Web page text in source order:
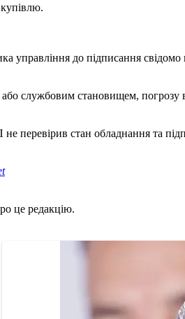
управління до підписання
службовим становищем,
перевірив стан обладнання та
це редакцію.